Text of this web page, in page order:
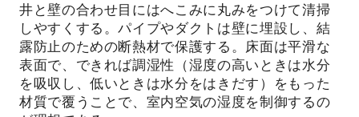
井と壁の合わせ目にはへこみに丸みをつけて清掃
しやすくする。パイプやダクトは壁に埋設し、結
露防止のための断熱材で保護する。床面は平滑な
表面で、できれば調湿性（湿度の高いときは水分
を吸収し、低いときは水分をはきだす）をもった
材質で覆うことで、室内空気の湿度を制御するの